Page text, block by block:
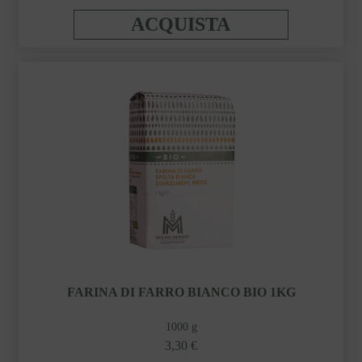
ACQUISTA
FARINA DI FARRO BIANCO BIO 1KG
1000 g
3,30 €